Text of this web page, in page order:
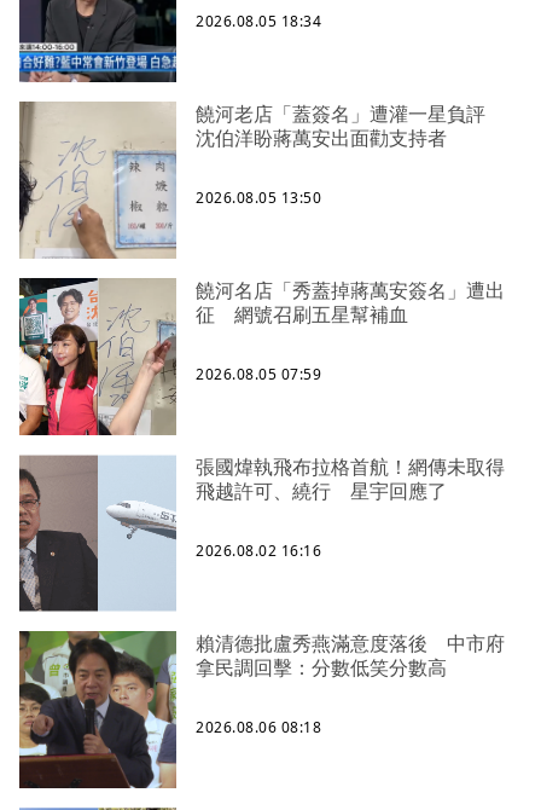
2026.08.05 18:34
饒河老店「蓋簽名」遭灌一星負評
沈伯洋盼蔣萬安出面勸支持者
2026.08.05 13:50
饒河名店「秀蓋掉蔣萬安簽名」遭出
征 網號召刷五星幫補血
2026.08.05 07:59
張國煒執飛布拉格首航！網傳未取得
飛越許可、繞行 星宇回應了
2026.08.02 16:16
賴清德批盧秀燕滿意度落後 中市府
拿民調回擊：分數低笑分數高
2026.08.06 08:18